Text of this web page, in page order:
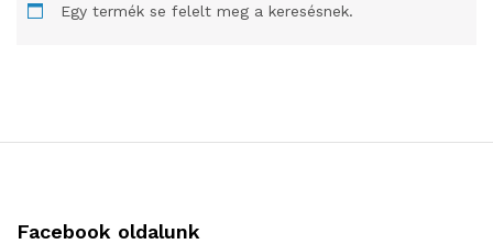
Egy termék se felelt meg a keresésnek.
Facebook oldalunk